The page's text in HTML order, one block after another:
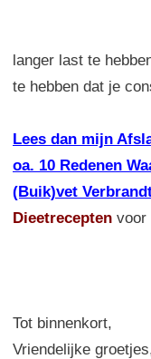
langer last te
te hebben dat je
Lees dan mijn
oa. 10 Redenen
(Buik)vet
Dieetrecepten voor
Tot binnenkort,
Vriendelijke